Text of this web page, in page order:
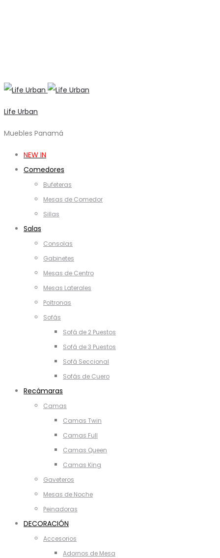
Life Urban
Muebles Panamá
NEW IN
Comedores
Bufeteras
Mesas de Comedor
Sillas
Salas
Consolas
Gabinetes
Mesas de Centro
Mesas Laterales
Poltronas
Sofás
Sofá de 2 Puestos
Sofá de 3 Puestos
Sofá Seccional
Sofás de Cuero
Recámaras
Camas
Camas Twin
Camas Full
Camas Queen
Camas King
Gaveteros
Mesas de Noche
Peinadoras
DECORACIÓN
Accesorios
Adornos de Mesa